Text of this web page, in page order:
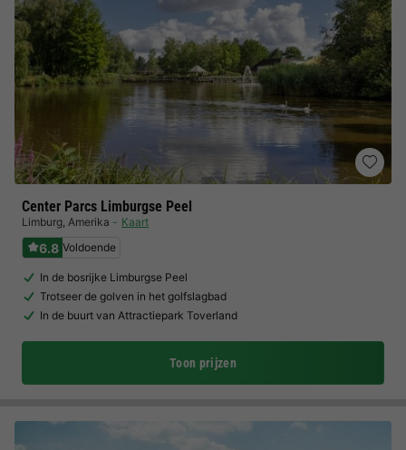
Center Parcs Limburgse Peel
Limburg, Amerika Kaart
6.8 Voldoende
In de bosrijke Limburgse Peel
Trotseer de golven in het golfslagbad
In de buurt van Attractiepark Toverland
Toon prijzen